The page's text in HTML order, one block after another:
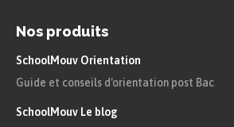
Nos produits
SchoolMouv Orientation
Guide et conseils d'orientation post Bac
SchoolMouv Le blog